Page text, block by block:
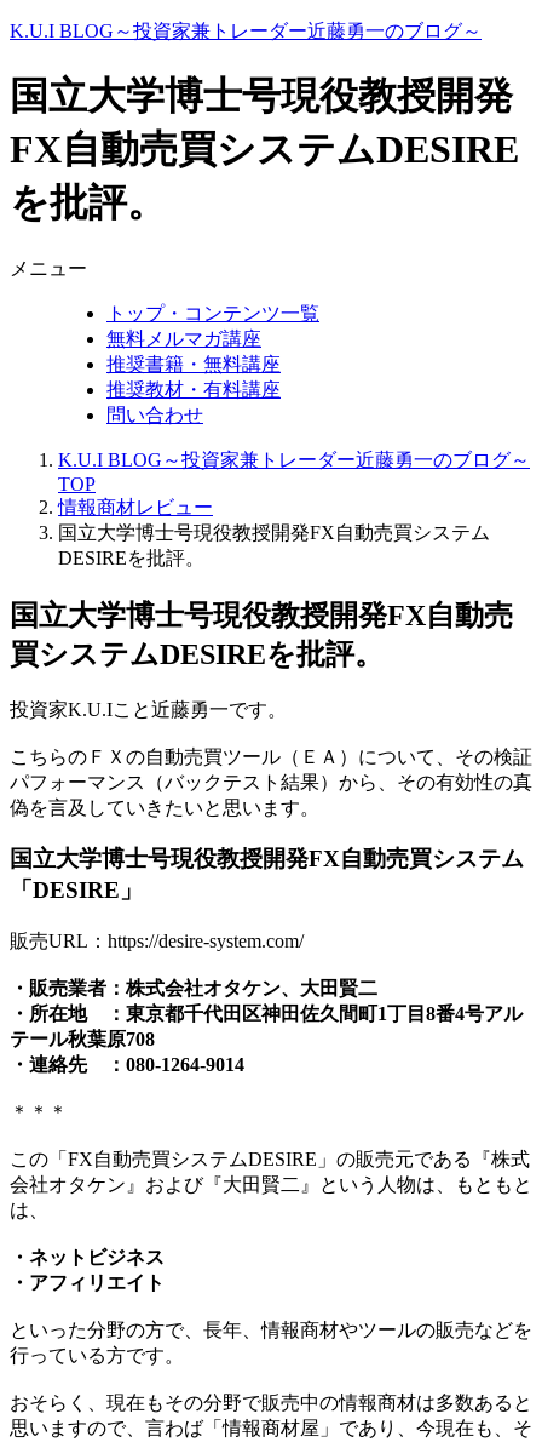
K.U.I BLOG～投資家兼トレーダー近藤勇一のブログ～
国立大学博士号現役教授開発
FX自動売買システムDESIRE
を批評。
メニュー
トップ・コンテンツ一覧
無料メルマガ講座
推奨書籍・無料講座
推奨教材・有料講座
問い合わせ
K.U.I BLOG～投資家兼トレーダー近藤勇一のブログ～
TOP
情報商材レビュー
国立大学博士号現役教授開発FX自動売買システム
DESIREを批評。
国立大学博士号現役教授開発FX自動売
買システムDESIREを批評。
投資家K.U.Iこと近藤勇一です。
こちらのＦＸの自動売買ツール（ＥＡ）について、その検証
パフォーマンス（バックテスト結果）から、その有効性の真
偽を言及していきたいと思います。
国立大学博士号現役教授開発FX自動売買システム
「DESIRE」
販売URL：https://desire-system.com/
・販売業者：株式会社オタケン、大田賢二
・所在地 ：東京都千代田区神田佐久間町1丁目8番4号アル
テール秋葉原708
・連絡先 ：080-1264-9014
＊＊＊
この「FX自動売買システムDESIRE」の販売元である『株式
会社オタケン』および『大田賢二』という人物は、もともと
は、
・ネットビジネス
・アフィリエイト
といった分野の方で、長年、情報商材やツールの販売などを
行っている方です。
おそらく、現在もその分野で販売中の情報商材は多数あると
思いますので、言わば「情報商材屋」であり、今現在も、そ